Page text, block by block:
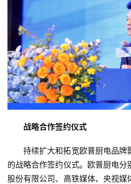
战略合作签约仪式
持续扩大和拓宽欧普厨电品牌
的战略合作签约仪式。欧普厨电分
股份有限公司、高铁媒体、央视媒